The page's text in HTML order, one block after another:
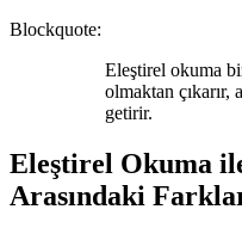
Blockquote:
Eleştirel okuma
olmaktan
getirir.
Eleştirel Okuma
Arasındaki